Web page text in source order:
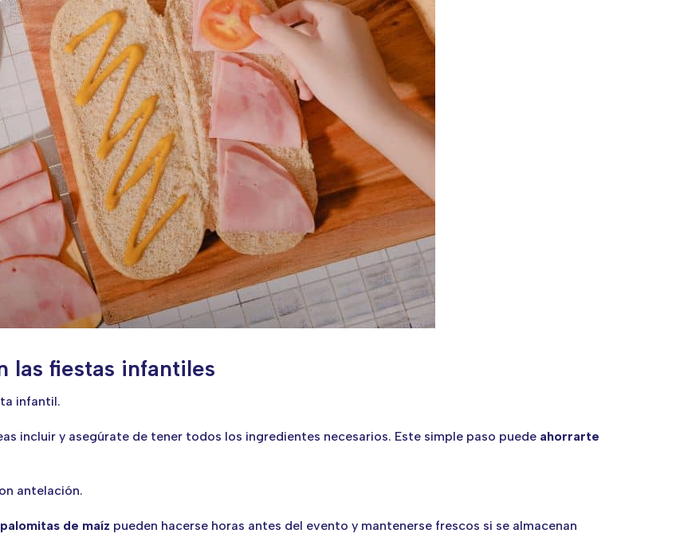
las fiestas infantiles
infantil.
incluir y asegúrate de tener todos los ingredientes necesarios. Este simple paso puede ahorrarte
antelación.
de maíz pueden hacerse horas antes del evento y mantenerse frescos si se almacenan